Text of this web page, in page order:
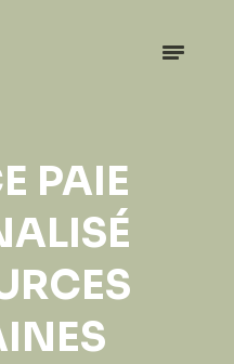
PAIE